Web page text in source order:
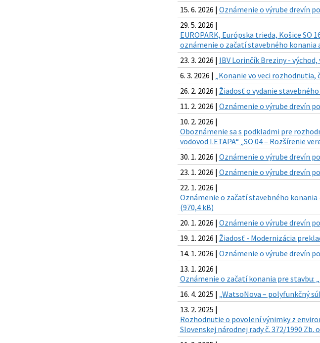
15. 6. 2026 | Oznámenie o výrube drevín
29. 5. 2026 |
EUROPARK, Európska trieda, Košice SO
oznámenie o začatí stavebného konania
23. 3. 2026 | IBV Lorinčík Breziny - východ,
6. 3. 2026 | „Konanie vo veci rozhodnutia,
26. 2. 2026 | Žiadosť o vydanie
11. 2. 2026 | Oznámenie o výrube drevín
10. 2. 2026 |
Oboznámenie sa s podkladmi pre
vodovod I.ETAPA“ „SO 04 – Rozšírenie
30. 1. 2026 | Oznámenie o výrube drevín
23. 1. 2026 | Oznámenie o výrube drevín
22. 1. 2026 |
Oznámenie o začatí stavebného
(970,4 kB)
20. 1. 2026 | Oznámenie o výrube drevín
19. 1. 2026 | Žiadosť - Modernizácia
14. 1. 2026 | Oznámenie o výrube drevín
13. 1. 2026 |
Oznámenie o začatí konania pre stavbu:
16. 4. 2025 | „WatsoNova – polyfunkčný
13. 2. 2025 |
Rozhodnutie o povolení výnimky z
Slovenskej národnej rady č. 372/1990